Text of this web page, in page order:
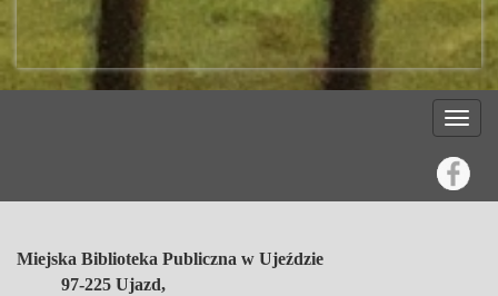
Miejska Biblioteka Publiczna w Ujeździe
97-225 Ujazd,